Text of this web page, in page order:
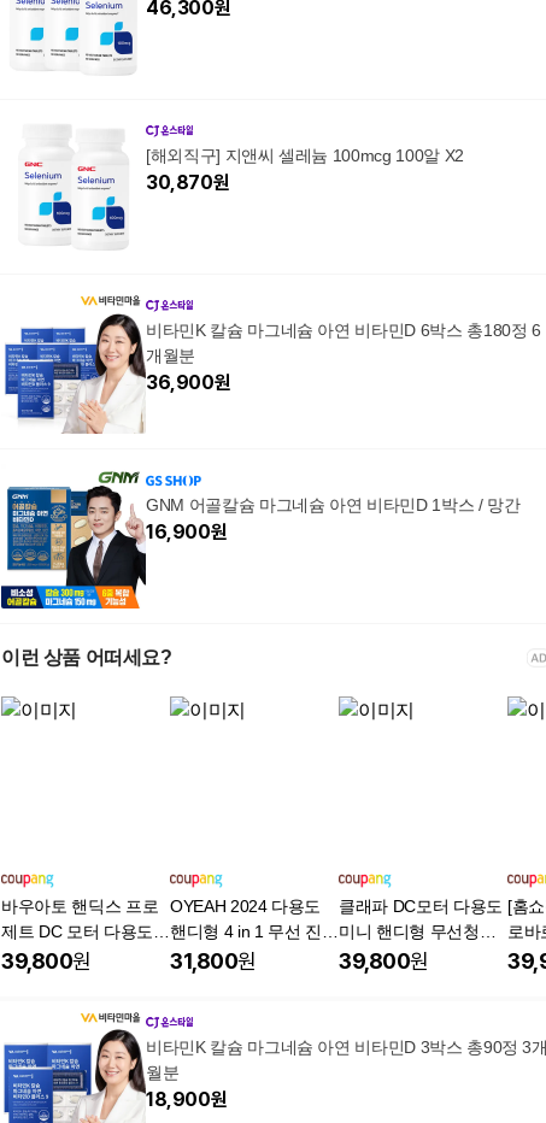
46,300원
[해외직구] 지앤씨 셀레늄 100mcg 100알 X2
30,870원
비타민K 칼슘 마그네슘 아연 비타민D 6박스 총180정 6
개월분
36,900원
GNM 어골칼슘 마그네슘 아연 비타민D 1박스 / 망간
16,900원
이런 상품 어떠세요?
바우아토 핸딕스 프로
제트 DC 모터 다용도
미니 무선 핸디 청소기,
39,800원
OYEAH 2024 다용도
핸디형 4 in 1 무선 진공
청소기 YK-330 스틱청
31,800원
클래파 DC모터 다용도
미니 핸디형 무선청소
기, 그레이, BVC-H10
39,800원
[홈
로바
청소
포, 1
비타민K 칼슘 마그네슘 아연 비타민D 3박스 총90정 3개
월분
18,900원